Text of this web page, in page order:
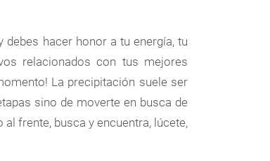
hacer honor a tu energía, tu
relacionados con tus mejores
La precipitación suele ser
sino de moverte en busca de
frente, busca y encuentra, lúcete,